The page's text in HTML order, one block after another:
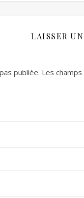
LAISSER
publiée. Les